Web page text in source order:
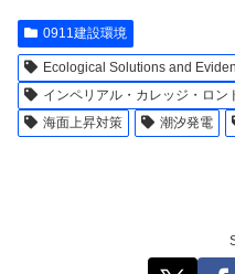
0911建設環境
Ecological Solutions and
インペリアル・カレッジ・ロン
海面上昇対策
潮汐発電